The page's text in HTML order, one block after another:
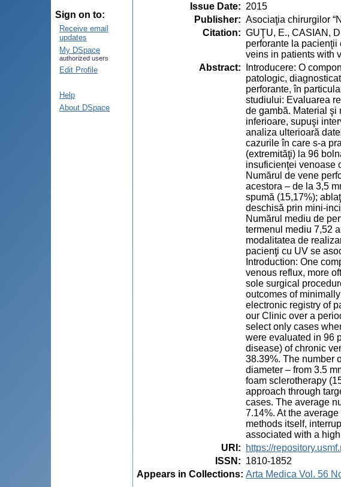
Sign on to:
Receive email
updates
My DSpace
authorized users
Edit Profile
Help
About DSpace
Issue Date: 2015
Publisher: Asociaţia chirurgilor
Citation: GUŢU, E., CASIAN,
perforante la
veins in patients with
Abstract:
Introducere: O
patologic,
perforante, în
studiului: Evaluarea
de gambă. Material
inferioare, supuşi
analiza ulterioară
cazurile în care s-a
(extremităţi) la 96
insuficienţei venoase
Numărul de vene
acestora – de la 3,5
spumă (15,17%);
deschisă prin mini-
Numărul mediu de
termenul mediu 7,52
modalitatea de
pacienţi cu UV se
Introduction: One
venous reflux, more
sole surgical
outcomes of
electronic registry of
our Clinic over a
select only cases
were evaluated in 96
disease) of chronic
38.39%. The number
diameter – from 3.5
foam sclerotherapy
approach through
cases. The average
7.14%. At the
methods itself,
associated with a
URI :
https://
ISSN : 1810-1852
Appears in Collections: Arta Medica Vol. 56